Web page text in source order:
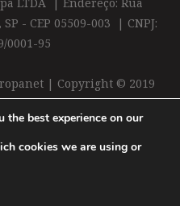
- CEP 05509-003 | CNPJ:
0001-95
| Copyright © 2019
a reprodução total ou
deste site
the best experience on our
cookies we are using or